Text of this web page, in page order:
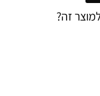
זה?